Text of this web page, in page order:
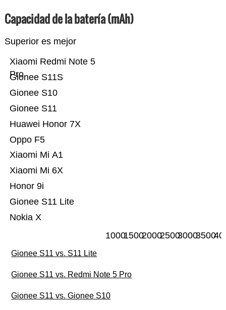
Capacidad de la batería (mAh)
Superior es mejor
Nokia X
Gionee S11 Lite
Honor 9i
Xiaomi Mi 6X
Xiaomi Mi A1
Oppo F5
Huawei Honor 7X
Gionee S11
Gionee S10
Gionee S11S
Xiaomi Redmi Note 5
Pro
100015002000250030003500
Gionee S11 vs. S11 Lite
Gionee S11 vs. Redmi Note 5 Pro
Gionee S11 vs. Gionee S10